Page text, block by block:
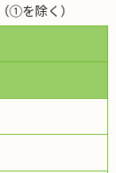
を除く）